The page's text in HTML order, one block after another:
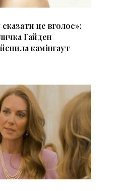
це вголос»:
Гайден
камінгаут